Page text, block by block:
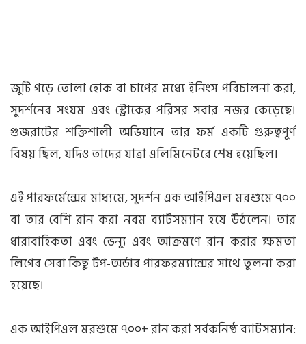
জুটি গড়ে তোলা হোক বা চাপের মধ্যে ইনিংস পরিচালনা করা,
সুদর্শনের সংযম এবং স্ট্রোকের পরিসর সবার নজর কেড়েছে।
গুজরাটের শক্তিশালী অভিযানে তার ফর্ম একটি গুরুত্বপূর্ণ
বিষয় ছিল, যদিও তাদের যাত্রা এলিমিনেটরে শেষ হয়েছিল।
এই পারফর্মেন্সের মাধ্যমে, সুদর্শন এক আইপিএল মরশুমে ৭০০
বা তার বেশি রান করা নবম ব্যাটসম্যান হয়ে উঠলেন। তার
ধারাবাহিকতা এবং ভেন্যু এবং আক্রমণে রান করার ক্ষমতা
লিগের সেরা কিছু টপ-অর্ডার পারফরম্যান্সের সাথে তুলনা করা
হয়েছে।
এক আইপিএল মরশুমে ৭০০+ রান করা সর্বকনিষ্ঠ ব্যাটসম্যান: